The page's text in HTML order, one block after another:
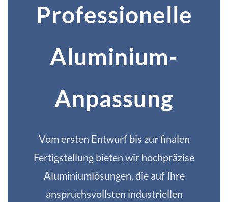
Professionelle
Aluminium-
Anpassung
Vom ersten Entwurf bis zur finalen
Fertigstellung bieten wir hochpräzise
Aluminiumlösungen, die auf Ihre
anspruchsvollsten industriellen